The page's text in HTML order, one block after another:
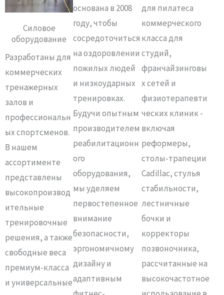
Силовое
оборудование
Разработаны для
коммерческих
тренажерных
залов и
профессиональн
ых спортсменов.
В нашем
ассортименте
представлены
высокопроизвод
ительные
тренировочные
решения, а также
свободные веса
премиум-класса
и универсальные
основана в 2008
году, чтобы
сосредоточиться
на оздоровлении
пожилых людей
и низкоударных
тренировках.
Будучи опытным
производителем
реабилитационн
ого
оборудования,
мы уделяем
первостепенное
внимание
безопасности,
эргономичному
дизайну и
адаптивным
для пилатеса
коммерческого
класса для
студий,
франчайзинговы
х сетей и
физиотерапевти
ческих клиник -
включая
реформеры,
столы-трапеции
Cadillac, стулья
стабильности,
лестничные
бочки и
корректоры
позвоночника,
рассчитанные на
высокочастотное